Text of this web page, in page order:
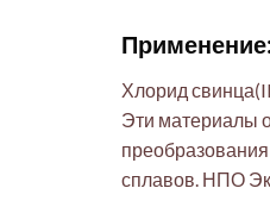
Хлорид
Эти материалы
преобразования
сплавов. НПО